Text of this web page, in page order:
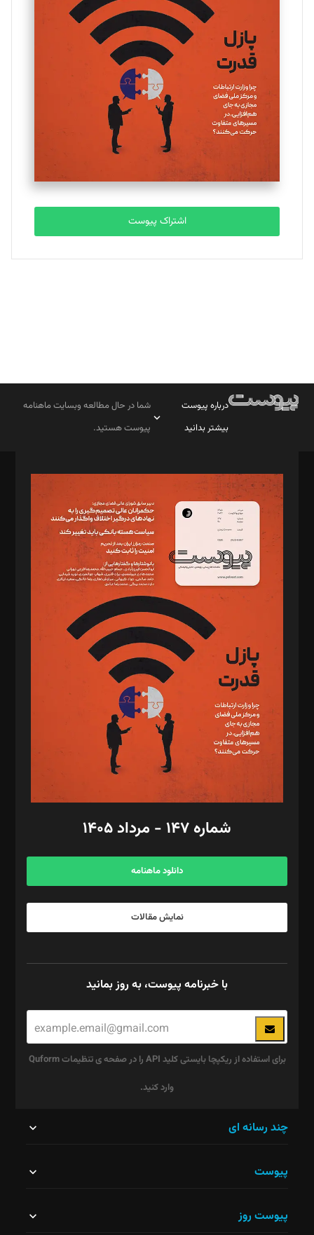
یسنا امان‌پور
تحریریه
ملینا جعفری
تحریریه
مصطفی مسجدی آرانی
تحریریه
بابک نقاش
تحریریه
اشتراک پیوست
درباره پیوست
بیشتر بدانید
شما در حال مطالعه وبسایت ماهنامه
پیوست هستید.
مدیر مسئول: محمدباقر اثنی‌عشری
سردبیر: مهرک محمودی
دبیر تحریریه: میثم قاسمی
د‌بیر ناداستان: سمانه سمیع
د‌بیر خدمت و تجارت: ابوالفضل رجبی
د‌بیر حقوق فناوری: حسام‌الدین ایپکچی
د‌بیر پیوست جهان: مینا پاکدل
د‌بیر تحریریه آنلاین: بابک نقاش
تحریریه‌: مجتبی محمود‌ی، آرش برهمند، یسنا امان‌پور، سروش کرمیان،
مصطفی مسجدی آرانی، ابوالفضل رجبی، زهرا فکرانه، فائزه فتحی
رستمی،مصطفی باستان
ویرایش: نگار استاد‌‌آقا
طراح یونیفرم: مجید توکلی
فیلمبرداری و عکاسی: امیر شفیعی، مانی لطفی زاده
گرافیک و صفحه‌آرایی: سید‌سبحان‌علی ثابت
مد‌یر توسعه تجاری: کامبیز برید‌
امور مالی: شاپور رهبری، محمد‌ کاظمی‌نیا
آگهی و مشترکین: ۰۹۱۹۹۹۹۰۴۵۴
شماره ۱۴۷ - مرداد ۱۴۰۵
دانلود ماهنامه
نمایش مقالات
با خبرنامه پیوست، به روز بمانید
برای استفاده از ریکپچا بایستی کلید API را در صفحه ی تنظیمات Quform
وارد کنید.
نباید
چند رسانه ای
پیوست
پیوست روز